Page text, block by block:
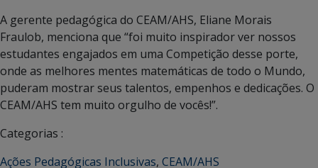
A gerente pedagógica do CEAM/AHS, Eliane Morais
Fraulob, menciona que “foi muito inspirador ver nossos
estudantes engajados em uma Competição desse porte,
onde as melhores mentes matemáticas de todo o Mundo,
puderam mostrar seus talentos, empenhos e dedicações. O
CEAM/AHS tem muito orgulho de vocês!”.
Categorias :
Ações Pedagógicas Inclusivas, CEAM/AHS